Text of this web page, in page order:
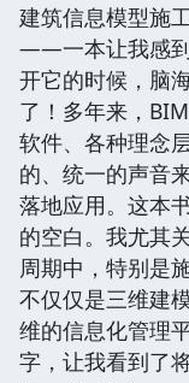
建筑信息模型施
——一本让我感到
开它的时候，脑
了！多年来，
软件、各种理念
的、统一的声音
落地应用。这本
的空白。我尤其
周期中，特别是
不仅仅是三维建
维的信息化管理
字，让我看到了